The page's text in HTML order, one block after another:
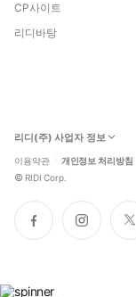
CP사이트
리디바탕
리디(주) 사업자 정보
이용약관 개인정보 처리방침
© RIDI Corp.
페
이
인
스
트
위